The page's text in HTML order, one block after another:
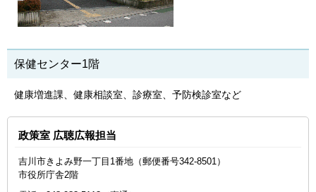
保健センター1階
健康増進課、健康相談室、診療室、予防検診室など
政策室 広聴広報担当
吉川市きよみ野一丁目1番地（郵便番号342-8501）
市役所庁舎2階